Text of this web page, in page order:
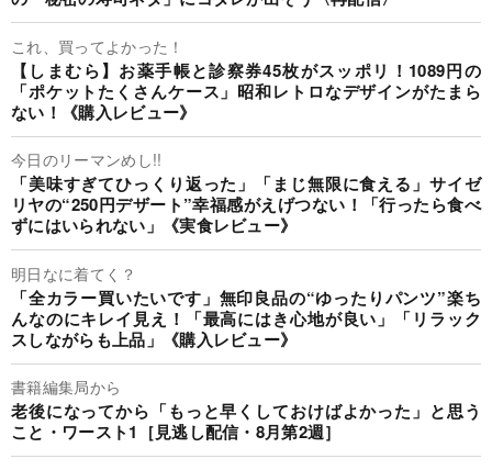
これ、買ってよかった！
【しまむら】お薬手帳と診察券45枚がスッポリ！1089円の
「ポケットたくさんケース」昭和レトロなデザインがたまら
ない！《購入レビュー》
今日のリーマンめし!!
「美味すぎてひっくり返った」「まじ無限に食える」サイゼ
リヤの“250円デザート”幸福感がえげつない！「行ったら食べ
ずにはいられない」《実食レビュー》
明日なに着てく？
「全カラー買いたいです」無印良品の“ゆったりパンツ”楽ち
んなのにキレイ見え！「最高にはき心地が良い」「リラック
スしながらも上品」《購入レビュー》
書籍編集局から
老後になってから「もっと早くしておけばよかった」と思う
こと・ワースト1［見逃し配信・8月第2週］